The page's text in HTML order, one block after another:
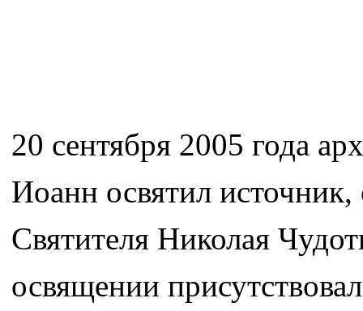
20 сентября 2005 года
Иоанн освятил
Святителя Николая
освящении